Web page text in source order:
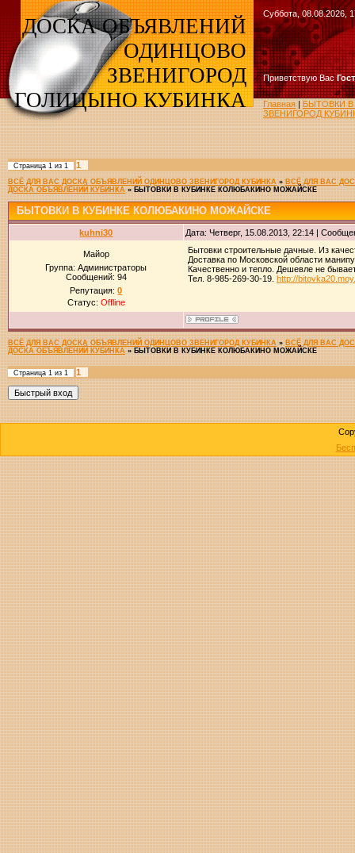
ДОСКА ОБЪЯВЛЕНИЙ
ОДИНЦОВО
ЗВЕНИГОРОД
ГОЛИЦЫНО КУБИНКА
Суббота, 08.08.2026,
Приветствую Вас
Главная|БЫТОВКИ
ЗВЕНИГОРОД
Страница 1из 1 1
ВСЁ ДЛЯ ВАС ДОСКА ОБЪЯВЛЕНИЙ ОДИНЦОВО ЗВЕНИГОРОД КУБИНКА » ВСЁ ДЛЯ ВАС
ДОСКА ОБЪЯВЛЕНИЙ КУБИНКА » БЫТОВКИ В КУБИНКЕ КОЛЮБАКИНО МОЖАЙСКЕ
БЫТОВКИ В КУБИНКЕ КОЛЮБАКИНО МОЖАЙСКЕ
kuhni30 Дата: Четверг, 15.08.2013, 22:14 |
Майор
Группа: Администраторы
Сообщений: 94
Репутация:0
Статус: Offline
Бытовки строительные дачные. Из
Доставка по Московской области
Качественно и тепло. Дешевле не
Тел. 8-985-269-30-19. http://
ВСЁ ДЛЯ ВАС ДОСКА ОБЪЯВЛЕНИЙ ОДИНЦОВО ЗВЕНИГОРОД КУБИНКА » ВСЁ ДЛЯ ВАС
ДОСКА ОБЪЯВЛЕНИЙ КУБИНКА » БЫТОВКИ В КУБИНКЕ КОЛЮБАКИНО МОЖАЙСКЕ
Страница 1из 1 1